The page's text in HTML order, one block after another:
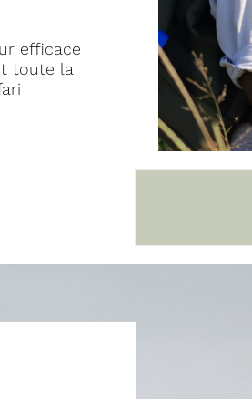
efficace
toute la